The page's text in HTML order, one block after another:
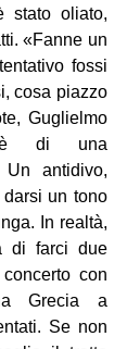
stato oliato,
«Fanne un
fossi
cosa piazzo
Guglielmo
è di una
Un antidivo,
un tono
In realtà,
di farci due
con
Grecia a
Se non